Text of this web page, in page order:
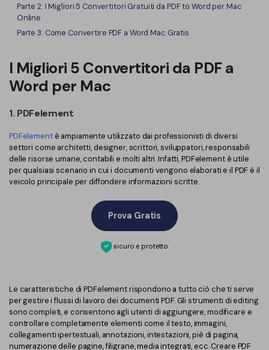
Extrai dati PDF
Password PDF
Condividi PDF
AI per PDF
Chat con PDF
Riassunto PDF AI
Traduzione PDF AI
Rilevatore di contenuti AI
Riscrivi PDF con AI
Leggi PDF con AI
Sanità
Finanza
Governo
Pubblicazione
Freelancer
Recensioni e premi
Recensioni di clienti
Confronto dei software PDF
PDFelement per Windows
PDFelement per Mac
PDFelement per iOS
Parte 2: I Migliori5 Convertitori Gratuiti da PDF to Word per Mac
Online
Parte 3: Come Convertire PDF a Word Mac Gratis
I Migliori 5 Convertitori da PDF a
Word per Mac
1. PDFelement
PDFelementè ampiamente utilizzato dai professionisti di diversi
settori come architetti, designer, scrittori, sviluppatori, responsabili
delle risorse umane, contabili e molti altri. Infatti, PDFelement è utile
per qualsiasi scenario in cui i documenti vengono elaborati e il PDF è il
veicolo principale per diffondere informazioni scritte.
Prova Gratis
sicuro e protetto
Le caratteristiche di PDFelement rispondono a tutto ciò che ti serve
per gestire i flussi di lavoro dei documenti PDF. Gli strumenti di editing
sono completi, e consentono agli utenti di aggiungere, modificare e
controllare completamente elementi come il testo, immagini,
collegamenti ipertestuali, annotazioni, intestazioni, piè di pagina,
numerazione delle pagine, filigrane, media integrati, ecc. Creare PDF